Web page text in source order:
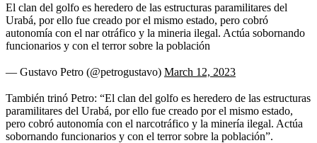
El clan del golfo es heredero de las estructuras paramilitares del
Urabá, por ello fue creado por el mismo estado, pero cobró
autonomía con el nar otráfico y la mineria ilegal. Actúa sobornando
funcionarios y con el terror sobre la población
— Gustavo Petro (@petrogustavo) March 12, 2023
También trinó Petro: “El clan del golfo es heredero de las estructuras
paramilitares del Urabá, por ello fue creado por el mismo estado,
pero cobró autonomía con el narcotráfico y la minería ilegal. Actúa
sobornando funcionarios y con el terror sobre la población”.